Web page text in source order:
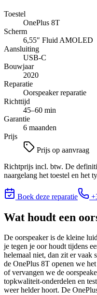
Toestel
OnePlus 8T
Scherm
6,55″ Fluid AMOLED
Aansluiting
USB-C
Bouwjaar
2020
Reparatie
Oorspeaker reparatie
Richttijd
45–60 min
Garantie
6 maanden
Prijs
Prijs op aanvraag
Richtprijs incl. btw. De
naargelang het toestel en het
Boek deze reparatie
Wat houdt een
De oorspeaker is de kleine
je tegen je oor houdt tijdens
helemaal niet, dan zit er vaak
de OnePlus 8T openen we
of vervangen we de
topkwaliteit-onderdelen en
weer helder hoort. De